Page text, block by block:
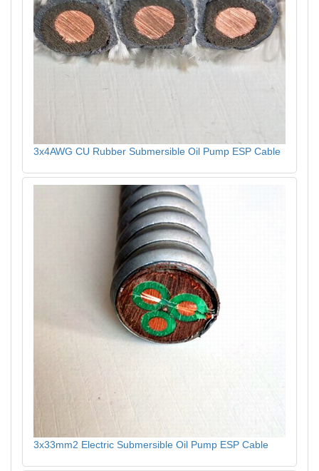
3x4AWG CU Rubber Submersible Oil Pump ESP Cable
3x33mm2 Electric Submersible Oil Pump ESP Cable